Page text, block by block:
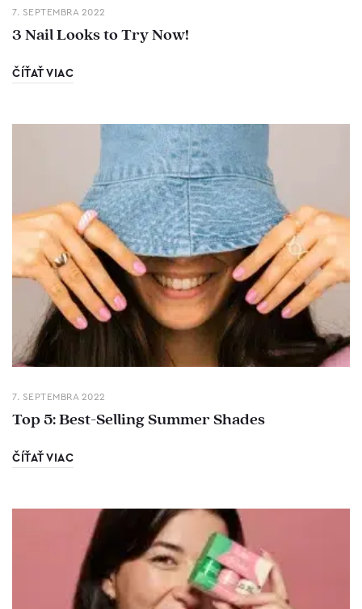
7. SEPTEMBRA 2022
3 Nail Looks to Try Now!
ČÍŤAŤ VIAC
7. SEPTEMBRA 2022
Top 5: Best-Selling Summer Shades
ČÍŤAŤ VIAC